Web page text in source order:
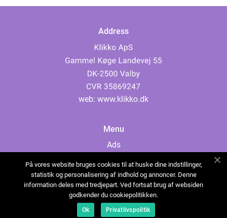
Address
web: www.klikko.dk
Menu
Ads
Cookies
Contact
Sitemap
På vores website bruges cookies til at huske dine indstillinger,
statistik og personalisering af indhold og annoncer. Denne
information deles med tredjepart. Ved fortsat brug af websiden
godkender du cookiepolitikken.
Ok Privatlivspolitik